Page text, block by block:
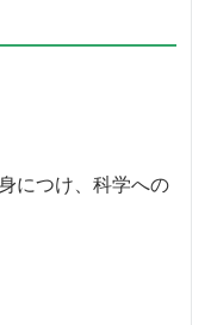
につけ、科学への